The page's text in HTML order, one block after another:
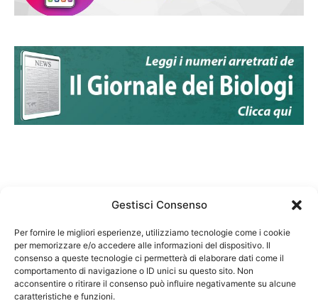
Gestisci Consenso
Per fornire le migliori esperienze, utilizziamo tecnologie come i cookie
per memorizzare e/o accedere alle informazioni del dispositivo. Il
consenso a queste tecnologie ci permetterà di elaborare dati come il
comportamento di navigazione o ID unici su questo sito. Non
acconsentire o ritirare il consenso può influire negativamente su alcune
caratteristiche e funzioni.
Federazione Nazionale Degli Ordini dei Biologi:
codice fiscale 80069130583
Responsabile sito internet www.fnob.it: